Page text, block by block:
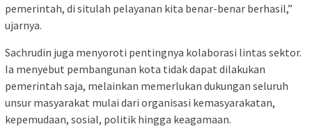
pemerintah, di situlah pelayanan kita benar-benar berhasil,”
ujarnya.
Sachrudin juga menyoroti pentingnya kolaborasi lintas sektor.
Ia menyebut pembangunan kota tidak dapat dilakukan
pemerintah saja, melainkan memerlukan dukungan seluruh
unsur masyarakat mulai dari organisasi kemasyarakatan,
kepemudaan, sosial, politik hingga keagamaan.